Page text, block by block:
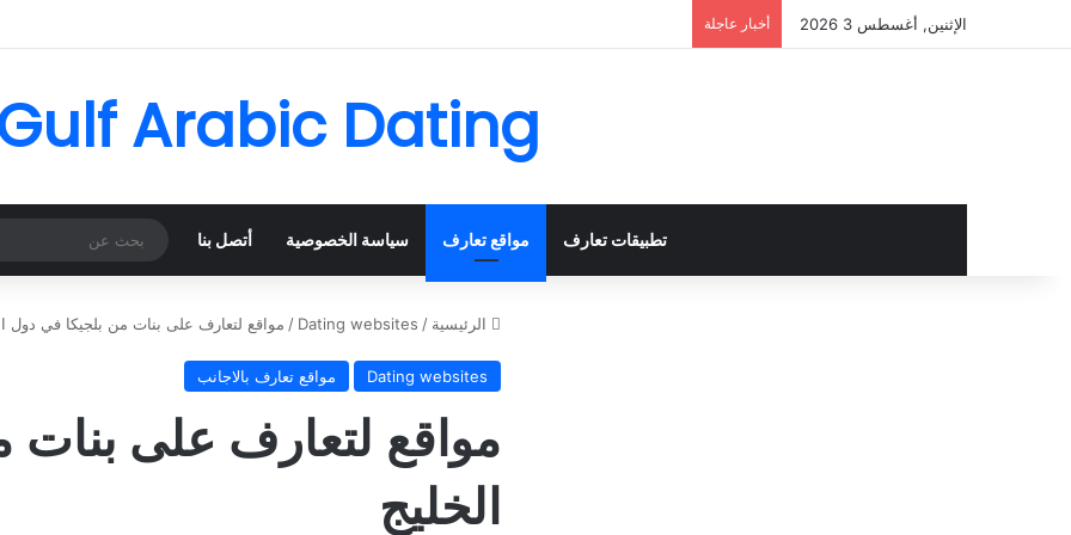
الإثنين, أغسطس 3 2026 أخبار عاجلة
Arabic Dating
تطبيقات تعارف مواقع تعارف سياسة الخصوصية أتصل بنا
الرئيسية /
Dating websites
/ مواقع لتعارف على بنات من بلجيكا في دول
Dating websites مواقع تعارف بالاجانب
مواقع لتعارف على
الخليج